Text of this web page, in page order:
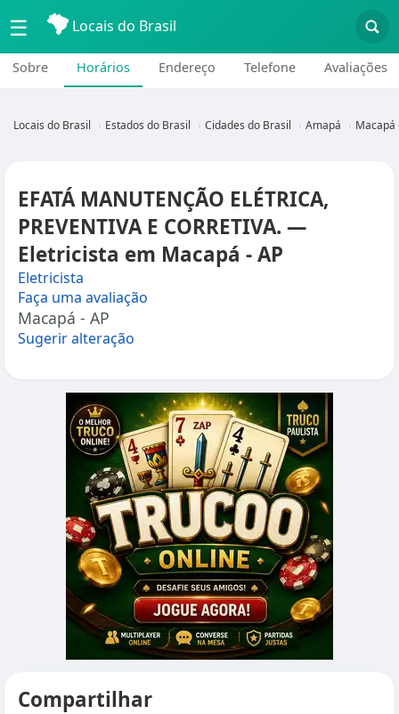
☰ Locais do Brasil
Sobre Horários Endereço Telefone Avaliações
Locais do Brasil Estados do Brasil Cidades do Brasil Amapá Macapá
EFATÁ MANUTENÇÃO ELÉTRICA,
PREVENTIVA E CORRETIVA. —
Eletricista em Macapá - AP
Eletricista
Faça uma avaliação
Macapá - AP
Sugerir alteração
Compartilhar